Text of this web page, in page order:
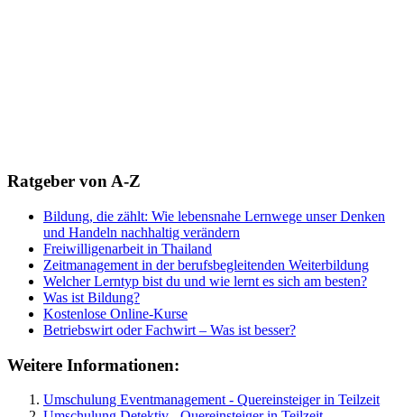
Ratgeber von A-Z
Bildung, die zählt: Wie lebensnahe Lernwege unser Denken
und Handeln nachhaltig verändern
Freiwilligenarbeit in Thailand
Zeitmanagement in der berufsbegleitenden Weiterbildung
Welcher Lerntyp bist du und wie lernt es sich am besten?
Was ist Bildung?
Kostenlose Online-Kurse
Betriebswirt oder Fachwirt – Was ist besser?
Weitere Informationen:
Umschulung Eventmanagement - Quereinsteiger in Teilzeit